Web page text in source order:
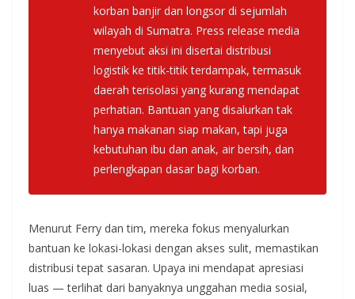
korban banjir dan longsor di sejumlah
wilayah di Sumatra. Press release media
menyebut aksi ini disertai distribusi
logistik ke titik-titik terdampak, termasuk
daerah terisolasi yang kurang mendapat
perhatian. Bantuan yang disalurkan tak
hanya makanan siap makan, tapi juga
kebutuhan ibu dan anak, air bersih, dan
perlengkapan dasar bagi korban.
Menurut Ferry dan tim, mereka fokus menyalurkan
bantuan ke lokasi-lokasi dengan akses sulit, memastikan
distribusi tepat sasaran. Upaya ini mendapat apresiasi
luas — terlihat dari banyaknya unggahan media sosial,